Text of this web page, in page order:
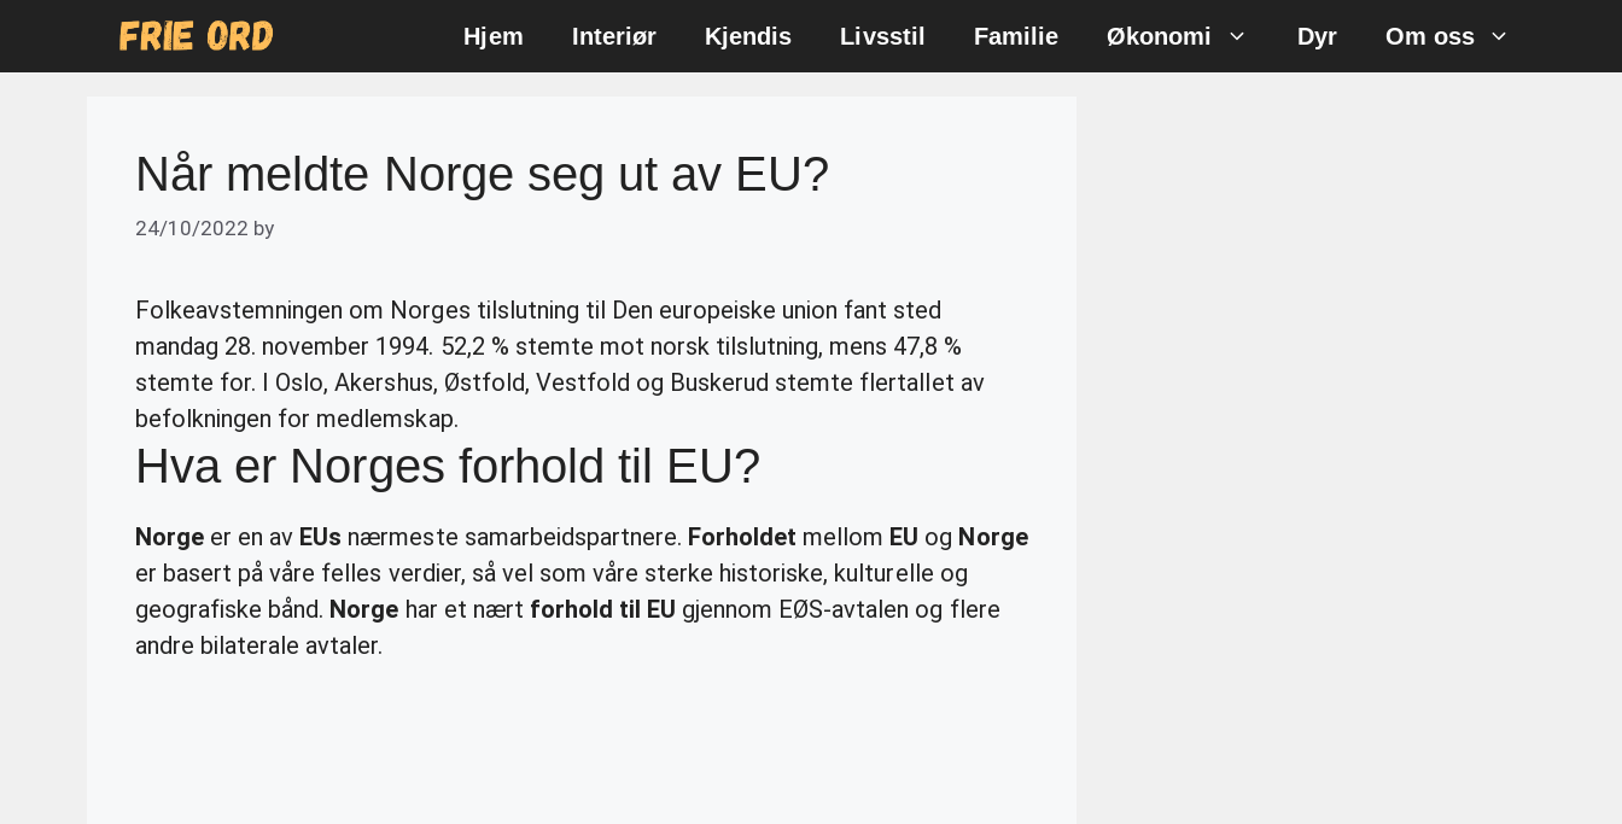
Hjem Interiør Kjendis Livsstil Familie Økonomi Dyr Om oss
Når meldte Norge seg ut av EU?
24/10/2022 by
Folkeavstemningen om Norges tilslutning til Den europeiske union fant sted
mandag 28. november 1994. 52,2 % stemte mot norsk tilslutning, mens 47,8 %
stemte for. I Oslo, Akershus, Østfold, Vestfold og Buskerud stemte flertallet av
befolkningen for medlemskap.
Hva er Norges forhold til EU?
Norge er en av EUs nærmeste samarbeidspartnere. Forholdet mellom EU og Norge
er basert på våre felles verdier, så vel som våre sterke historiske, kulturelle og
geografiske bånd. Norge har et nært forhold til EU gjennom EØS-avtalen og flere
andre bilaterale avtaler.